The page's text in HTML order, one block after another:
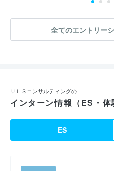
全てのエントリー
ＵＬＳコンサルティングの
インターン情報（ES・体
ES